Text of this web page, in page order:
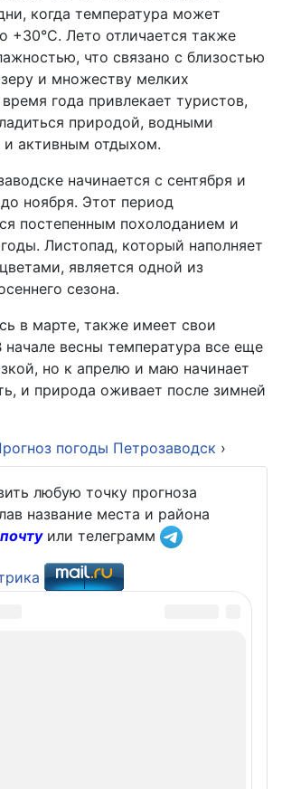
когда температура может
+30°C. Лето отличается также
что связано с близостью
и множеству мелких
года привлекает туристов,
природой, водными
и активным отдыхом.
начинается с сентября и
ноября. Этот период
постепенным похолоданием и
Листопад, который наполняет
является одной из
сезона.
в марте, также имеет свои
начале весны температура все еще
но к апрелю и маю начинает
и природа оживает после зимней
погоды Петрозаводск ›
любую точку прогноза
название места и района
или телеграмм